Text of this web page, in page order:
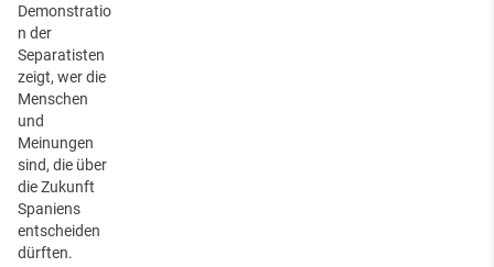
Demonstratio
n der
Separatisten
zeigt, wer die
Menschen
und
Meinungen
sind, die über
die Zukunft
Spaniens
entscheiden
dürften.